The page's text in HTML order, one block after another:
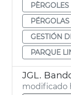
GESTIÓN
PARQUE
JGL.
modificado